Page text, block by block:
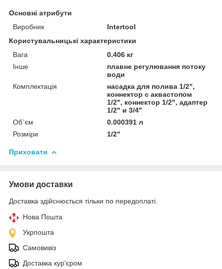
Основні атрибути
Виробник
Intertool
Користувальницькі характеристики
Вага
0.406 кг
Інше
плавне регулювання потоку
води
Комплектація
насадка для полива 1/2",
коннектор с аквастопом
1/2", коннектор 1/2", адаптер
1/2" и 3/4"
Об`єм
0.000391 л
Розміри
1/2"
Приховати
Умови доставки
Доставка здійснюється тільки по передоплаті.
Нова Пошта
Укрпошта
Самовивіз
Доставка кур'єром